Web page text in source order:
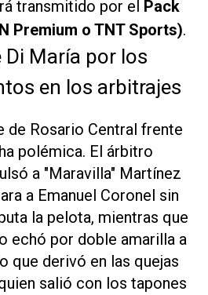
transmitido por el Pack
Premium o TNT Sports).
Di María por los
en los arbitrajes
de Rosario Central frente
polémica. El árbitro
a "Maravilla" Martínez
a Emanuel Coronel sin
la pelota, mientras que
echó por doble amarilla a
que derivó en las quejas
salió con los tapones